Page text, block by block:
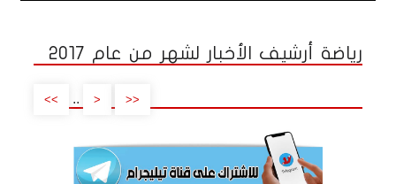
رياضة أرشيف الأخبار لشهر من عام 2017
<<
<
..
>>